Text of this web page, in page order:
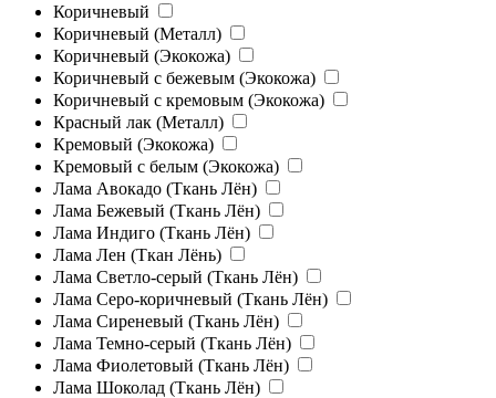
Коричневый
Коричневый (Металл)
Коричневый (Экокожа)
Коричневый с бежевым (Экокожа)
Коричневый с кремовым (Экокожа)
Красный лак (Металл)
Кремовый (Экокожа)
Кремовый с белым (Экокожа)
Лама Авокадо (Ткань Лён)
Лама Бежевый (Ткань Лён)
Лама Индиго (Ткань Лён)
Лама Лен (Ткан Лёнь)
Лама Светло-серый (Ткань Лён)
Лама Серо-коричневый (Ткань Лён)
Лама Сиреневый (Ткань Лён)
Лама Темно-серый (Ткань Лён)
Лама Фиолетовый (Ткань Лён)
Лама Шоколад (Ткань Лён)